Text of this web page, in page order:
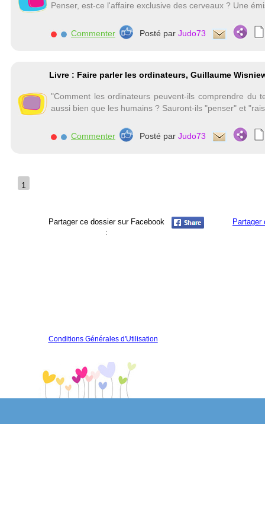
Penser, est-ce l'affaire exclusive des cerveaux ? Une
Commenter Posté par Judo73
Livre : Faire parler les ordinateurs, Guillaume
"Comment les ordinateurs peuvent-ils comprendre du
aussi bien que les humains ? Sauront-ils "penser" et
Commenter Posté par Judo73
1
Partager ce dossier sur Facebook
:
Partager
Conditions Générales d'Utilisation